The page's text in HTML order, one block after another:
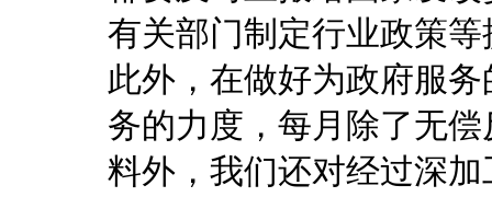
有关部门制定行业政策
此外，在做好为政府服
务的力度，每月除了无
料外，我们还对经过深